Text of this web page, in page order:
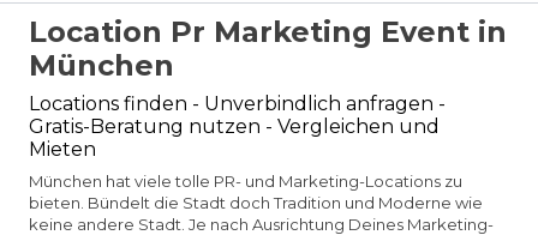
Location Pr Marketing Event in
München
Locations finden - Unverbindlich anfragen -
Gratis-Beratung nutzen - Vergleichen und
Mieten
München hat viele tolle PR- und Marketing-Locations zu
bieten. Bündelt die Stadt doch Tradition und Moderne wie
keine andere Stadt. Je nach Ausrichtung Deines Marketing-